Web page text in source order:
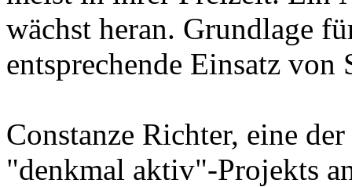
wächst heran. Grundlage
entsprechende Einsatz
Constanze Richter, eine
"denkmal aktiv"-Projekts